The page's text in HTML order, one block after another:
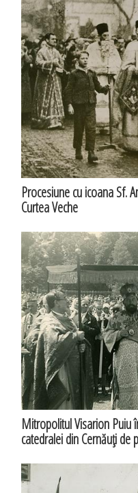
Procesiune cu icoana Sf.
Curtea Veche
Mitropolitul Visarion Puiu
catedralei din Cernăuţi de